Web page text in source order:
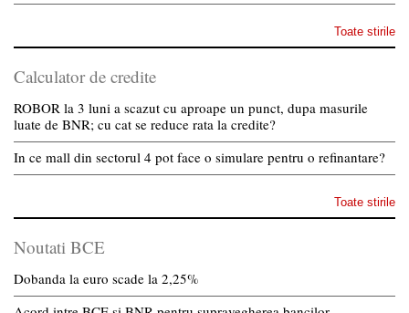
Toate stirile
Calculator de credite
ROBOR la 3 luni a scazut cu aproape un punct, dupa masurile
luate de BNR; cu cat se reduce rata la credite?
In ce mall din sectorul 4 pot face o simulare pentru o refinantare?
Toate stirile
Noutati BCE
Dobanda la euro scade la 2,25%